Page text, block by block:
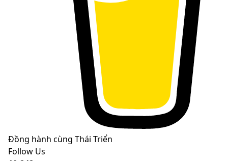
Đồng hành cùng Thái Triển
Follow Us